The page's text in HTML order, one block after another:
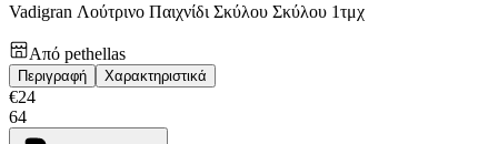
Vadigran Λούτρινο Παιχνίδι Σκύλου Σκύλου 1τμχ
Από pethellas
Περιγραφή Χαρακτηριστικά
€24
64